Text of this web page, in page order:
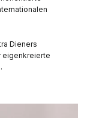
Dieners
eigenkreierte